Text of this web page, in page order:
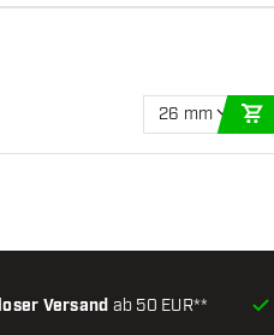
26 mm
Versand ab 50 EUR**